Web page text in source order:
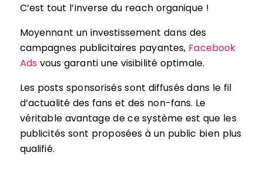
C’est tout l’inverse du reach organique !
Moyennant un investissement dans des
campagnes publicitaires payantes, Facebook
Ads vous garanti une visibilité optimale.
Les posts sponsorisés sont diffusés dans le fil
d’actualité des fans et des non-fans. Le
véritable avantage de ce système est que les
publicités sont proposées à un public bien plus
qualifié.